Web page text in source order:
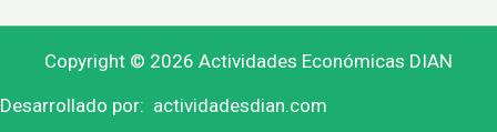
Copyright © 2026 Actividades Económicas DIAN
Desarrollado por: actividadesdian.com